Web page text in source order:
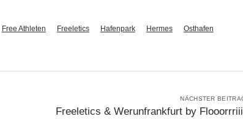
Free Athleten Freeletics Hafenpark Hermes
Osthafen
NÄCHSTER
Freeletics & Werunfrankfurt by